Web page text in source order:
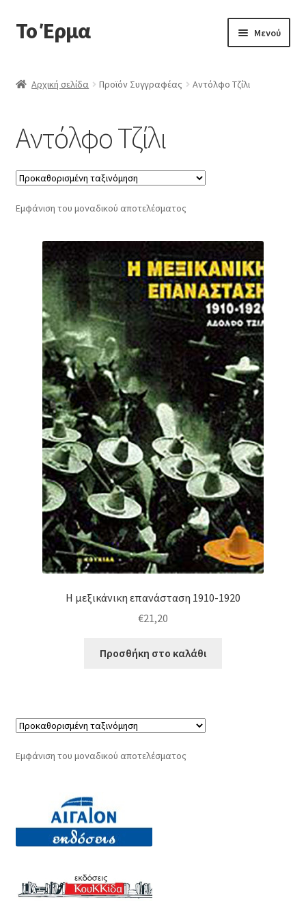
Απευθείας
μετάβαση
πλοήγηση
Μετάβαση
σε
Το Έρμα Μενού
Κατηγορίες Βιβλίων
Συχνές Ερωτήσεις
Επικοινωνία
Αρχική σελίδα Προϊόν Συγγραφέας Αντόλφο Τζίλι
Αντόλφο Τζίλι
Εμφάνιση του μοναδικού αποτελέσματος
Η μεξικάνικη επανάσταση 1910-1920
€21,20
Προσθήκη στο καλάθι
Εμφάνιση του μοναδικού αποτελέσματος